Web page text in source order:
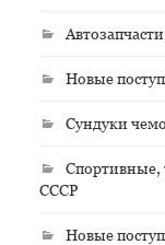
Новые
Сундуки
Спортивные,
СССР
Новые